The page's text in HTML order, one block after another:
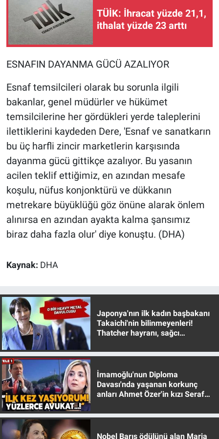
TÜİK: İhracat yüzde 21,1,
ithalat yüzde 23 arttı
ESNAFIN DAYANMA GÜCÜ AZALIYOR
Esnaf temsilcileri olarak bu sorunla ilgili
bakanlar, genel müdürler ve hükümet
temsilcilerine her gördükleri yerde taleplerini
ilettiklerini kaydeden Dere, 'Esnaf ve sanatkarın
bu üç harfli zincir marketlerin karşısında
dayanma gücü gittikçe azalıyor. Bu yasanın
acilen teklif ettiğimiz, en azından mesafe
koşulu, nüfus konjonktürü ve dükkanın
metrekare büyüklüğü göz önüne alarak önlem
alınırsa en azından ayakta kalma şansımız
biraz daha fazla olur' diye konuştu. (DHA)
Kaynak: DHA
Japonya'nın ilk kadın başbakanı
Takaichi'nin bilinmeyenleri!
Thatcher hayranı, sağcı
İmamoğlu'nun Diploma
Davası'nda yaşanan korkunç
anları Ahmet Özer'in kızı Seraf
Nobel Barış ödülünü alan Maria